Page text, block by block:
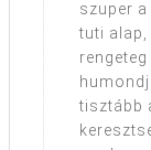
szuper
tuti alap,
tisztább